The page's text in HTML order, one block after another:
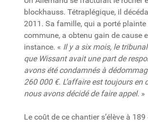
blockhauss. Tétraplégique, il
2011. Sa famille, qui a porté plainte
commune, a obtenu gain de cause
instance. « Il y a six mois, le
que Wissant avait une part de
avons été condamnés à
260 000 €. L’affaire est toujours en
nous avons décidé de faire appel. »
Le coût de ce chantier s’élève à